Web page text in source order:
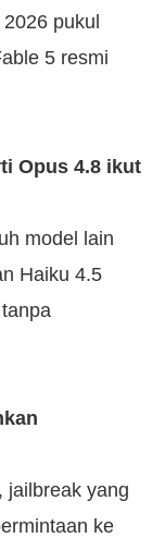
pukul
5 resmi
Opus 4.8 ikut
model lain
Haiku 4.5
jailbreak yang
ke